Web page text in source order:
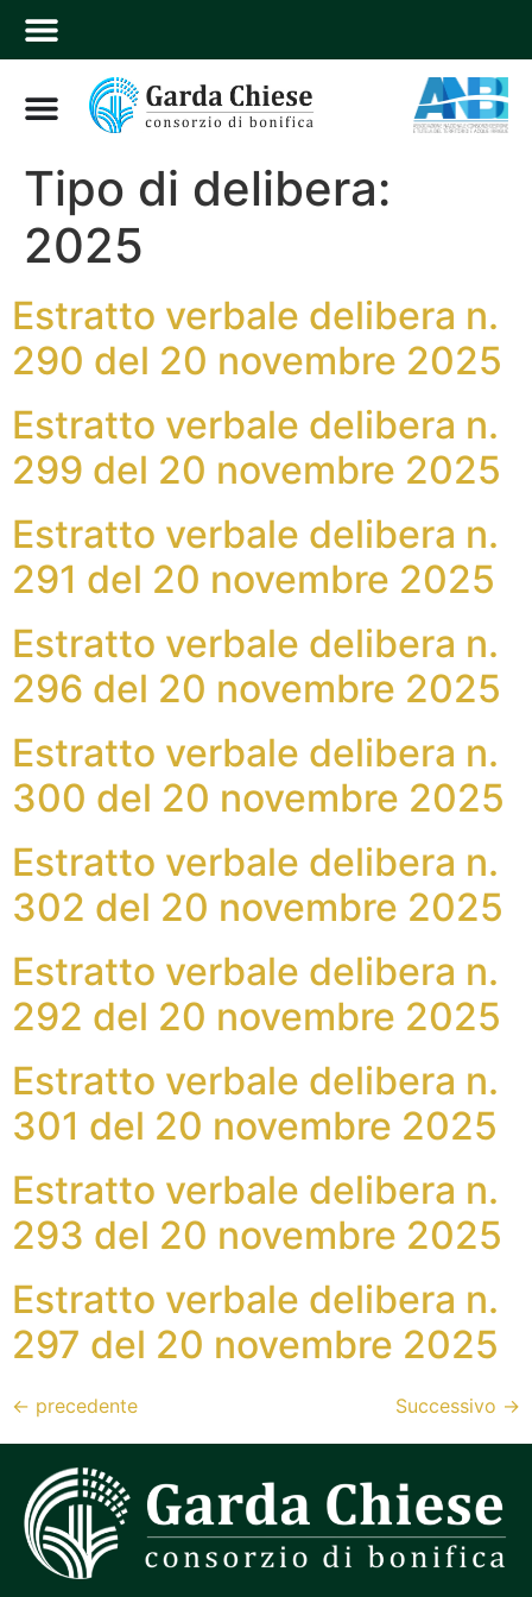
Tipo di delibera:
2025
Estratto verbale delibera n.
290 del 20 novembre 2025
Estratto verbale delibera n.
299 del 20 novembre 2025
Estratto verbale delibera n.
291 del 20 novembre 2025
Estratto verbale delibera n.
296 del 20 novembre 2025
Estratto verbale delibera n.
300 del 20 novembre 2025
Estratto verbale delibera n.
302 del 20 novembre 2025
Estratto verbale delibera n.
292 del 20 novembre 2025
Estratto verbale delibera n.
301 del 20 novembre 2025
Estratto verbale delibera n.
293 del 20 novembre 2025
Estratto verbale delibera n.
297 del 20 novembre 2025
← precedente Successivo →